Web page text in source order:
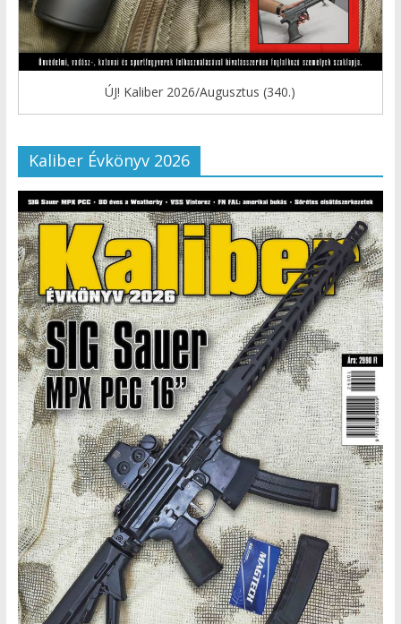
ÚJ! Kaliber 2026/Augusztus (340.)
Kaliber Évkönyv 2026